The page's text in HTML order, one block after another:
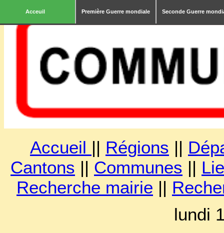
Acceuil Première Guerre mondiale Seconde Guerre
Accueil || Régions ||
Cantons || Communes ||
Recherche mairie ||
lundi